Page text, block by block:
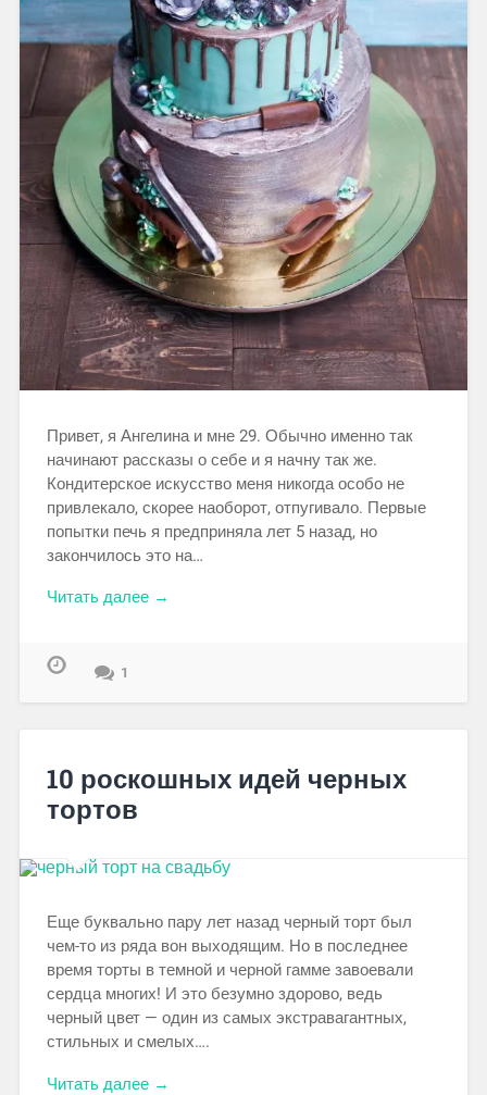
Привет, я Ангелина и мне 29. Обычно именно так
начинают рассказы о себе и я начну так же.
Кондитерское искусство меня никогда особо не
привлекало, скорее наоборот, отпугивало. Первые
попытки печь я предприняла лет 5 назад, но
закончилось это на…
Читать далее →
1
10 роскошных идей черных
тортов
Еще буквально пару лет назад черный торт был
чем-то из ряда вон выходящим. Но в последнее
время торты в темной и черной гамме завоевали
сердца многих! И это безумно здорово, ведь
черный цвет — один из самых экстравагантных,
стильных и смелых….
Читать далее →